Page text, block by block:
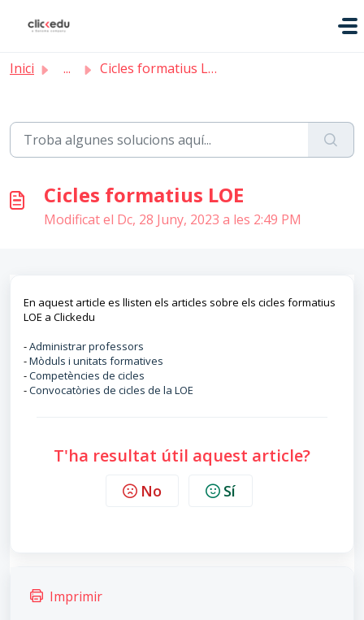
Inici ... Cicles formatius LOE
Cicles formatius LOE
Modificat el Dc, 28 Juny, 2023 a les 2:49 PM
En aquest article es llisten els articles sobre els cicles formatius
LOE a Clickedu
-Administrar professors
-Mòduls i unitats formatives
-Competències de cicles
-Convocatòries de cicles de la LOE
T'ha resultat útil aquest article?
No Sí
Imprimir